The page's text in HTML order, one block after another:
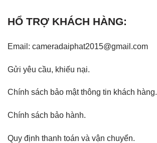
HỔ TRỢ KHÁCH HÀNG:
Email: cameradaiphat2015@gmail.com
Gửi yêu cầu, khiếu nại.
Chính sách bảo mật thông tin khách hàng.
Chính sách bảo hành.
Quy định thanh toán và vận chuyển.